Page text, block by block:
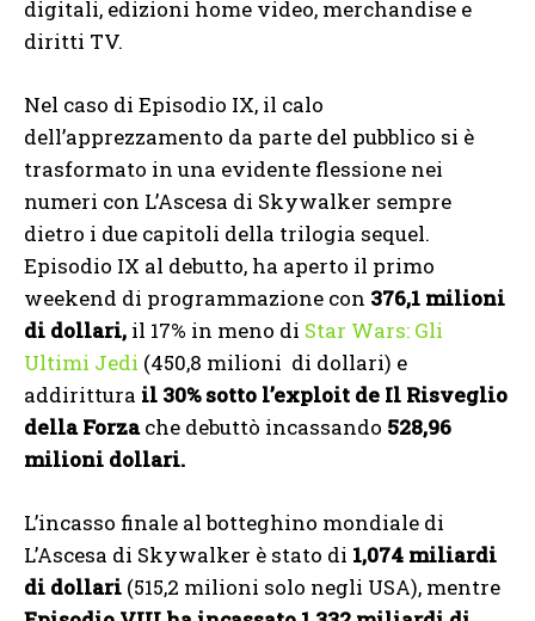
digitali, edizioni home video, merchandise e
diritti TV.
Nel caso di Episodio IX, il calo
dell’apprezzamento da parte del pubblico si è
trasformato in una evidente flessione nei
numeri con L’Ascesa di Skywalker sempre
dietro i due capitoli della trilogia sequel.
Episodio IX al debutto, ha aperto il primo
weekend di programmazione con 376,1 milioni
di dollari, il 17% in meno di Star Wars: Gli
Ultimi Jedi (450,8 milioni di dollari) e
addirittura il 30% sotto l’exploit de Il Risveglio
della Forzache debuttò incassando 528,96
milioni dollari.
L’incasso finale al botteghino mondiale di
L’Ascesa di Skywalker è stato di 1,074 miliardi
di dollari (515,2 milioni solo negli USA), mentre